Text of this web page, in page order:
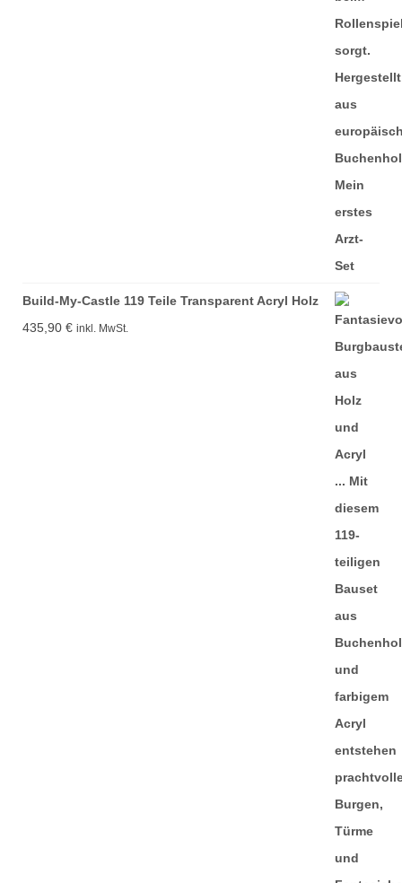
Build-My-Castle 119 Teile Transparent Acryl Holz
435,90 € inkl. MwSt.